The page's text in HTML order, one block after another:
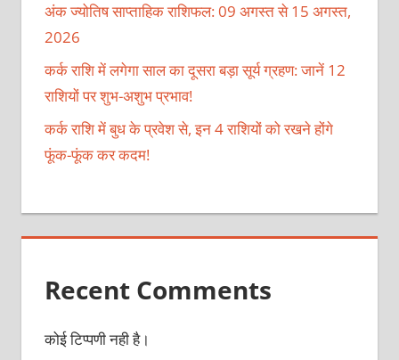
अंक ज्योतिष साप्ताहिक राशिफल: 09 अगस्त से 15 अगस्त,
2026
कर्क राशि में लगेगा साल का दूसरा बड़ा सूर्य ग्रहण: जानें 12
राशियों पर शुभ-अशुभ प्रभाव!
कर्क राशि में बुध के प्रवेश से, इन 4 राशियों को रखने होंगे
फूंक-फूंक कर कदम!
Recent Comments
कोई टिप्पणी नही है।